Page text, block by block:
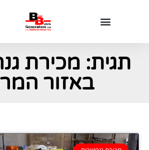
תגית: מכירת
באזור